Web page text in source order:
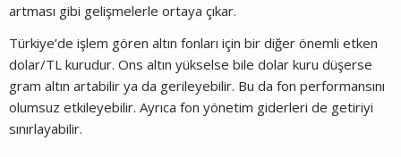
artması gibi gelişmelerle ortaya çıkar.
Türkiye’de işlem gören altın fonları için bir diğer önemli etken
dolar/TL kurudur. Ons altın yükselse bile dolar kuru düşerse
gram altın artabilir ya da gerileyebilir. Bu da fon performansını
olumsuz etkileyebilir. Ayrıca fon yönetim giderleri de getiriyi
sınırlayabilir.